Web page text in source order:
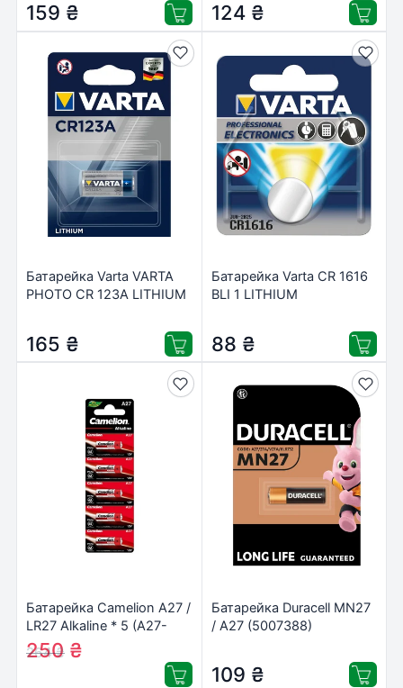
159 ₴ 124 ₴
Батарейка Varta VARTA
PHOTO CR 123A LITHIUM
165 ₴
Батарейка Varta CR 1616
BLI 1 LITHIUM
88 ₴
Батарейка Camelion A27 /
LR27 Alkaline * 5 (A27-
BP5)
264₴
250 ₴
Батарейка Duracell MN27
/ A27 (5007388)
109 ₴